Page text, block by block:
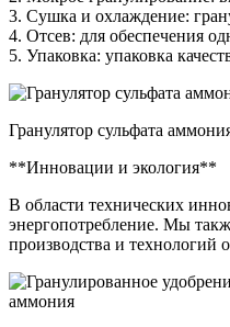
3. Сушка и охлаждение:
4. Отсев: для обеспечения
5. Упаковка: упаковка
Гранулятор сульфата
**Инновации и экология**
В области технических
энергопотребление. Мы
производства и технологий